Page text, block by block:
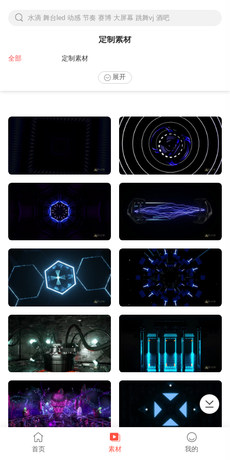
水滴 舞台led 动感 节奏 赛博 大屏幕 跳舞vj 酒吧
定制素材
全部 定制素材
展开
上拉加载
首页 素材 我的